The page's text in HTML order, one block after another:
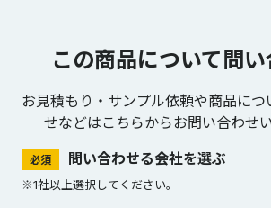
この商品について問
お見積もり・サンプル依頼や商品につ
せなどは こちらからお問い合わせ
必須 問い合わせる会社を選ぶ
※1社以上選択してください。